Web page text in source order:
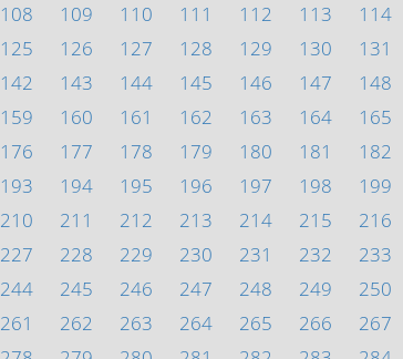
108 109 110 111 112 113 114
125 126 127 128 129 130 131
142 143 144 145 146 147 148
159 160 161 162 163 164 165
176 177 178 179 180 181 182
193 194 195 196 197 198 199
210 211 212 213 214 215 216
227 228 229 230 231 232 233
244 245 246 247 248 249 250
261 262 263 264 265 266 267